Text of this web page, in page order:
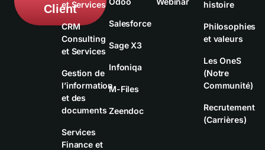
Clientet Services
CRM
Consulting
et Services
Gestion de
l’information
et des
documents
Services
Finance et
Salesforce
Sage X3
Infoniqa
M-Files
Zeendoc
histoire
Philosophies
et valeurs
Les OneS
(Notre
Communité)
Recrutement
(Carrières)